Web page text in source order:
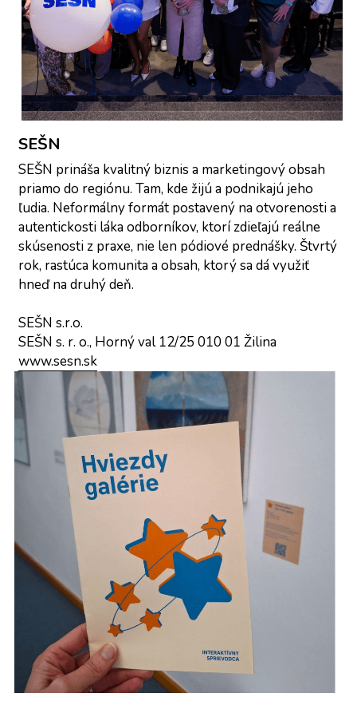
SEŠN
SEŠN prináša kvalitný biznis a marketingový obsah
priamo do regiónu. Tam, kde žijú a podnikajú jeho
ľudia. Neformálny formát postavený na otvorenosti a
autentickosti láka odborníkov, ktorí zdieľajú reálne
skúsenosti z praxe, nie len pódiové prednášky. Štvrtý
rok, rastúca komunita a obsah, ktorý sa dá využiť
hneď na druhý deň.
SEŠN s.r.o.
SEŠN s. r. o., Horný val 12/25 010 01 Žilina
www.sesn.sk